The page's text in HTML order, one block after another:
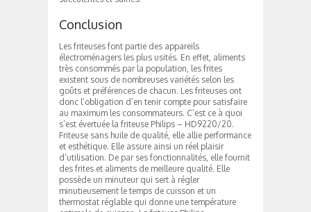
Conclusion
Les friteuses font partie des appareils
électroménagers les plus usités. En effet, aliments
très consommés par la population, les frites
existent sous de nombreuses variétés selon les
goûts et préférences de chacun. Les friteuses ont
donc l’obligation d’en tenir compte pour satisfaire
au maximum les consommateurs. C’est ce à quoi
s’est évertuée la friteuse Philips – HD9220/20.
Friteuse sans huile de qualité, elle allie performance
et esthétique. Elle assure ainsi un réel plaisir
d’utilisation. De par ses fonctionnalités, elle fournit
des frites et aliments de meilleure qualité. Elle
possède un minuteur qui sert à régler
minutieusement le temps de cuisson et un
thermostat réglable qui donne une température